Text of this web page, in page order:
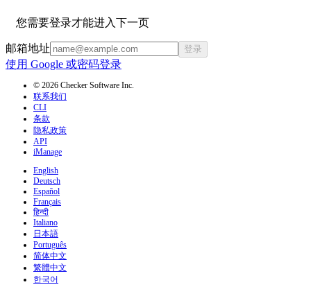
您需要登录才能进入下一页
邮箱地址 登录
使用 Google 或密码登录
© 2026 Checker Software Inc.
联系我们
CLI
条款
隐私政策
API
iManage
English
Deutsch
Español
Français
हिन्दी
Italiano
日本語
Português
简体中文
繁體中文
한국어